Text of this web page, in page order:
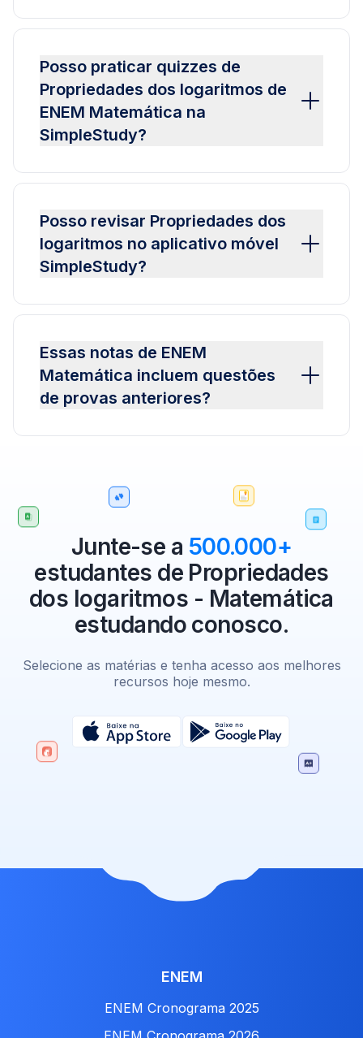
Posso praticar quizzes de
Propriedades dos logaritmos de
ENEM Matemática na
SimpleStudy?
Posso revisar Propriedades dos
logaritmos no aplicativo móvel
SimpleStudy?
Essas notas de ENEM
Matemática incluem questões
de provas anteriores?
Junte-se a 500.000+
estudantes de Propriedades
dos logaritmos - Matemática
estudando conosco.
Selecione as matérias e tenha acesso aos melhores
recursos hoje mesmo.
ENEM
ENEM Cronograma 2025